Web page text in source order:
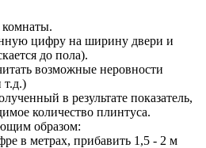
комнаты.
цифру на ширину двери и
до пола).
возможные неровности
т.д.)
в результате показатель,
количество плинтуса.
образом:
в метрах, прибавить 1,5 - 2 м